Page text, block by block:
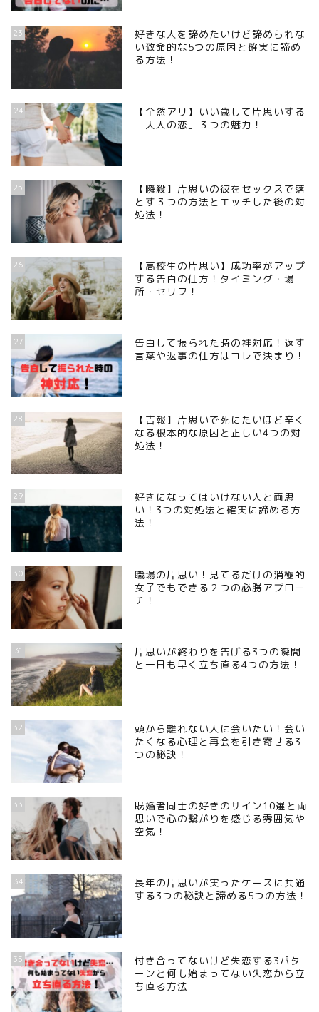
23
好きな人を諦めたいけど諦められな
い致命的な5つの原因と確実に諦め
る方法！
24
【全然アリ】いい歳して片思いする
「大人の恋」３つの魅力！
25
【瞬殺】片思いの彼をセックスで落
とす３つの方法とエッチした後の対
処法！
26
【高校生の片思い】成功率がアップ
する告白の仕方！タイミング・場
所・セリフ！
27
告白して振られた時の神対応！返す
言葉や返事の仕方はコレで決まり！
28
【吉報】片思いで死にたいほど辛く
なる根本的な原因と正しい4つの対
処法！
29
好きになってはいけない人と両思
い！3つの対処法と確実に諦める方
法！
30
職場の片思い！見てるだけの消極的
女子でもできる２つの必勝アプロー
チ！
31
片思いが終わりを告げる3つの瞬間
と一日も早く立ち直る4つの方法！
32
頭から離れない人に会いたい！会い
たくなる心理と再会を引き寄せる3
つの秘訣！
33
既婚者同士の好きのサイン10選と両
思いで心の繋がりを感じる雰囲気や
空気！
34
長年の片思いが実ったケースに共通
する3つの秘訣と諦める5つの方法！
35
付き合ってないけど失恋する3パタ
ーンと何も始まってない失恋から立
ち直る方法